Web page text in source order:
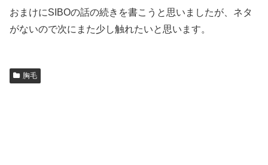
おまけにSIBOの話の続きを書こうと思いましたが、ネタ
がないので次にまた少し触れたいと思います。
胸毛